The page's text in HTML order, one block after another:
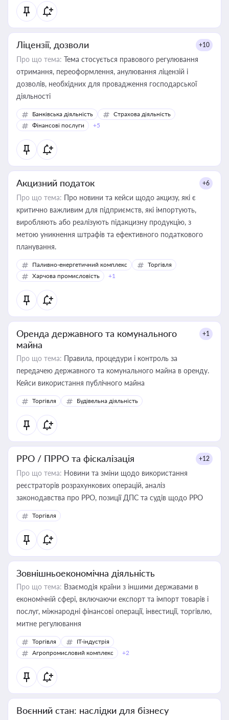
Ліцензії, дозволи +10
Про що тема: Тема стосується правового регулювання
отримання, переоформлення, анулювання ліцензій і
дозволів, необхідних для провадження господарської
діяльності
Банківська діяльність
Страхова діяльність
Фінансові послуги
+5
Акцизний податок +6
Про що тема: Про новини та кейси щодо акцизу, які є
критично важливим для підприємств, які імпортують,
виробляють або реалізують підакцизну продукцію, з
метою уникнення штрафів та ефективного податкового
планування.
Паливно-енергетичний комплекс
Торгівля
Харчова промисловість
+1
Оренда державного та комунального
майна
+1
Про що тема: Правила, процедури і контроль за
передачею державного та комунального майна в оренду.
Кейси використання публічного майна
Торгівля Будівельна діяльність
РРО / ПРРО та фіскалізація +12
Про що тема: Новини та зміни щодо використання
реєстраторів розрахункових операцій, аналіз
законодавства про РРО, позиції ДПС та судів щодо РРО
Торгівля
Зовнішньоекономічна діяльність
Про що тема: Взаємодія країни з іншими державами в
економічній сфері, включаючи експорт та імпорт товарів і
послуг, міжнародні фінансові операції, інвестиції, торгівлю,
митне регулювання
Торгівля
IT-індустрія
Агропромисловий комплекс
+2
Воєнний стан: наслідки для бізнесу